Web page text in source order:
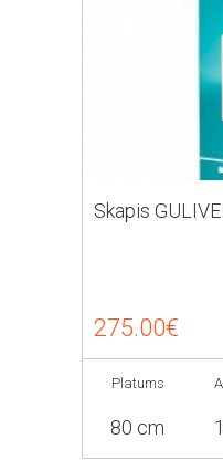
Skapis
275.00€
Platums
80 cm